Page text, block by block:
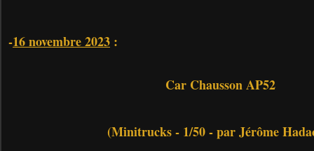
-16 novembre 2023 :
Car Chausson AP52
(Minitrucks - 1/50 - par Jérôme